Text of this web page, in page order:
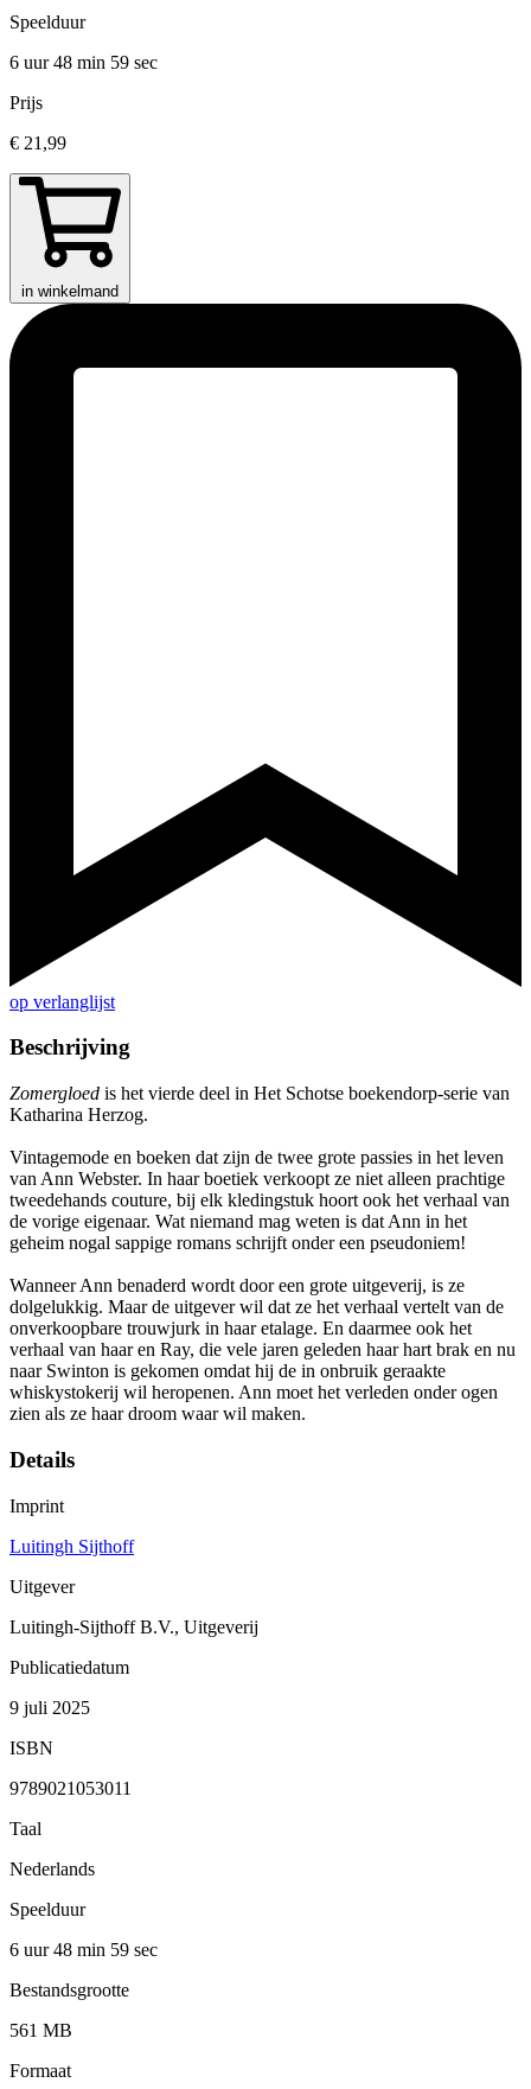
Speelduur
6 uur 48 min 59 sec
Prijs
€ 21,99
in winkelmand
op verlanglijst
Beschrijving
Zomergloed is het vierde deel in Het Schotse boekendorp-serie van
Katharina Herzog.
Vintagemode en boeken dat zijn de twee grote passies in het leven
van Ann Webster. In haar boetiek verkoopt ze niet alleen prachtige
tweedehands couture, bij elk kledingstuk hoort ook het verhaal van
de vorige eigenaar. Wat niemand mag weten is dat Ann in het
geheim nogal sappige romans schrijft onder een pseudoniem!
Wanneer Ann benaderd wordt door een grote uitgeverij, is ze
dolgelukkig. Maar de uitgever wil dat ze het verhaal vertelt van de
onverkoopbare trouwjurk in haar etalage. En daarmee ook het
verhaal van haar en Ray, die vele jaren geleden haar hart brak en nu
naar Swinton is gekomen omdat hij de in onbruik geraakte
whiskystokerij wil heropenen. Ann moet het verleden onder ogen
zien als ze haar droom waar wil maken.
Details
Imprint
Luitingh Sijthoff
Uitgever
Luitingh-Sijthoff B.V., Uitgeverij
Publicatiedatum
9 juli 2025
ISBN
9789021053011
Taal
Nederlands
Speelduur
6 uur 48 min 59 sec
Bestandsgrootte
561 MB
Formaat